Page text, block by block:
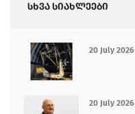
სხვა სიახლეები
20 July 2026
20 July 2026